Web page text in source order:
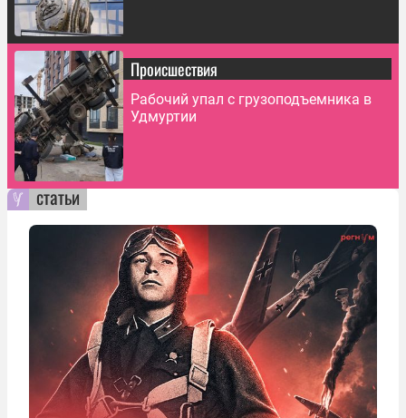
Происшествия
Рабочий упал с грузоподъемника в
Удмуртии
статьи